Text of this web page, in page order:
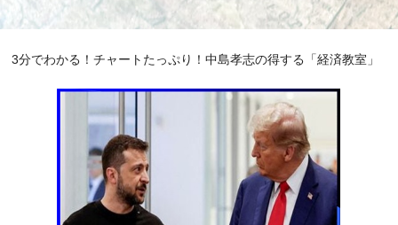
3分でわかる！チャートたっぷり！中島孝志の得する「経済教室」